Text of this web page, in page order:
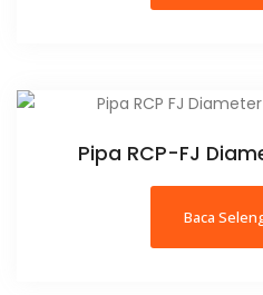
Pipa RCP-FJ
Baca